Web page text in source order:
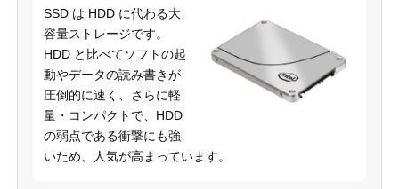
SSD は HDD に代わる大
容量ストレージです。
HDD と比べてソフトの起
動やデータの読み書きが
圧倒的に速く、さらに軽
量・コンパクトで、HDD
の弱点である衝撃にも強
いため、人気が高まっています。